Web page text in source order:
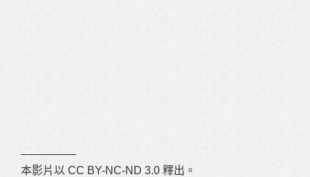
—————
本影片以 CC BY-NC-ND 3.0 釋出。